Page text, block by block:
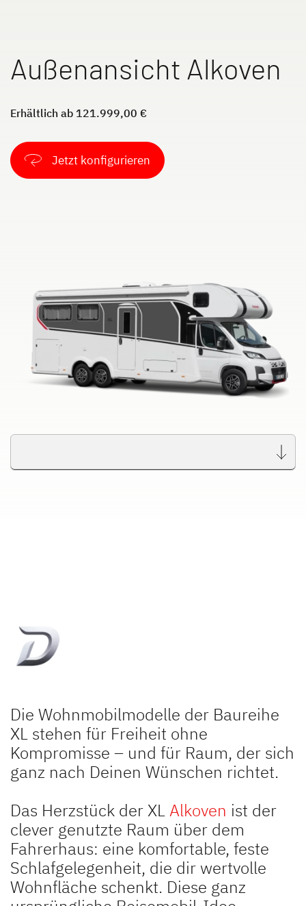
Alkoven Integriert
Zu den Wohnmobilen
Camper Vans
Fahrzeugbörse
Blog
Außenansicht Alkoven
Erhältlich ab 121.999,00 €
Jetzt konfigurieren
Die Wohnmobilmodelle der Baureihe
XL stehen für Freiheit ohne
Kompromisse – und für Raum, der sich
ganz nach Deinen Wünschen richtet.
Das Herzstück der XLAlkoven ist der
clever genutzte Raum über dem
Fahrerhaus: eine komfortable, feste
Schlafgelegenheit, die dir wertvolle
Wohnfläche schenkt. Diese ganz
Finde den Dethleffs Händler in deiner Nähe